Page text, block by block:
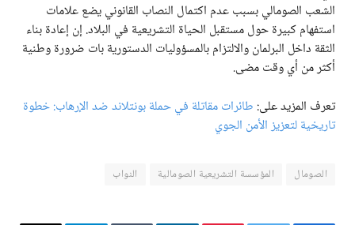
الشعب الصومالي بسبب عدم اكتمال النصاب القانوني يضع علامات
استفهام كبيرة حول مستقبل الحياة التشريعية في البلاد. إن إعادة بناء
الثقة داخل البرلمان والالتزام بالمسؤوليات الدستورية بات ضرورة وطنية
أكثر من أي وقت مضى.
تعرف المزيد على: طائرات مقاتلة في حملة بونتلاند ضد الإرهاب: خطوة
تاريخية لتعزيز الأمن الجوي
الصومال المؤسسة التشريعية الصومالية النواب